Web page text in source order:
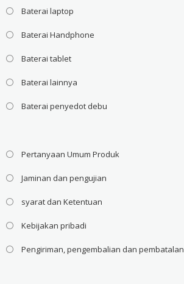
Baterai laptop
Baterai Handphone
Baterai tablet
Baterai lainnya
Baterai penyedot debu
Pertanyaan Umum Produk
Jaminan dan pengujian
syarat dan Ketentuan
Kebijakan pribadi
Pengiriman, pengembalian dan pembatalan